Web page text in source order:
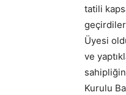
tatili
Üyesi
ve
Kurulu